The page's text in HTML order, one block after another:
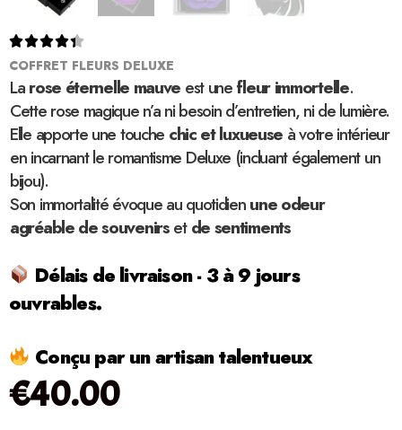

COFFRET FLEURS DELUXE
Larose éternelle mauve est unefleur immortelle.
Cette rose magique n’a ni besoin d’entretien, ni de lumière.
Elle apporte une touche chic et luxueuse à votre intérieur
en incarnant le romantisme Deluxe (incluant également un
bijou).
Son immortalité évoque au quotidienune odeur
agréable de souvenirsetde sentiments
Délais de livraison - 3 à 9 jours
ouvrables.
Conçu par un artisan talentueux
€40.00